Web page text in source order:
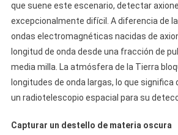
que suene este escenario, detectar
excepcionalmente difícil. A diferencia de
ondas electromagnéticas nacidas de
longitud de onda desde una fracción de
media milla. La atmósfera de la Tierra
longitudes de onda largas, lo que significa
un radiotelescopio espacial para su
Capturar un destello de materia oscura